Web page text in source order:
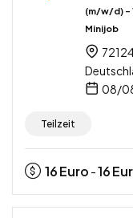
(m/w/d) –
Minijob
08/
Teilzeit
16Euro -16